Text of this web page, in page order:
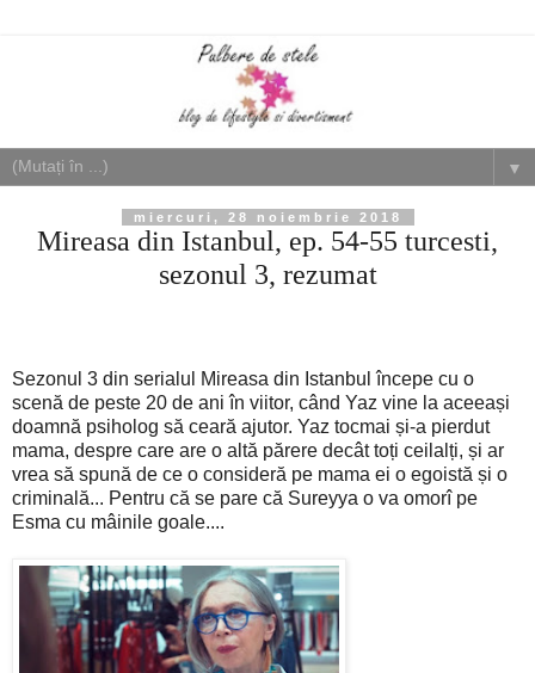
▼
miercuri, 28 noiembrie 2018
Mireasa din Istanbul, ep. 54-55 turcesti,
sezonul 3, rezumat
Sezonul 3 din serialul Mireasa din Istanbul începe cu o
scenă de peste 20 de ani în viitor, când Yaz vine la aceeași
doamnă psiholog să ceară ajutor. Yaz tocmai și-a pierdut
mama, despre care are o altă părere decât toți ceilalți, și ar
vrea să spună de ce o consideră pe mama ei o egoistă și o
criminală... Pentru că se pare că Sureyya o va omorî pe
Esma cu mâinile goale....